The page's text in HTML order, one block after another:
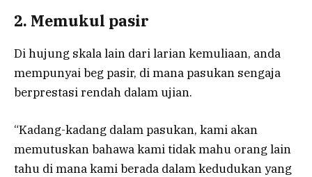
2. Memukul pasir
Di hujung skala lain dari larian kemuliaan, anda
mempunyai beg pasir, di mana pasukan sengaja
berprestasi rendah dalam ujian.
“Kadang-kadang dalam pasukan, kami akan
memutuskan bahawa kami tidak mahu orang lain
tahu di mana kami berada dalam kedudukan yang